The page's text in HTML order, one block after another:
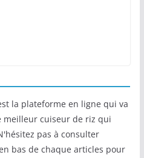
la plateforme en ligne qui va
meilleur cuiseur de riz qui
pas à consulter
bas de chaque articles pour